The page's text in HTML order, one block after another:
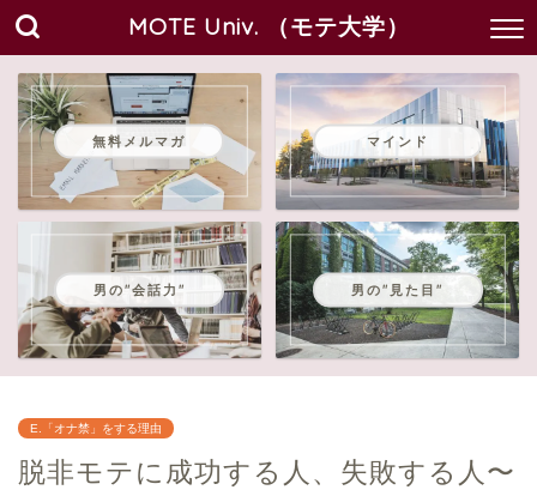
MOTE Univ. （モテ大学）
無料メルマガ マインド
男の"会話力" 男の"見た目"
E.「オナ禁」をする理由
脱非モテに成功する人、失敗する人〜